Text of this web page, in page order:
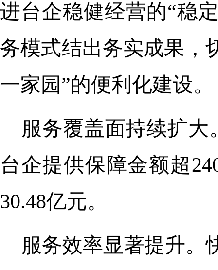
进台企稳健经营的“稳
务模式结出务实成果，
一家园”的便利化建设。
服务覆盖面持续扩大
台企提供保障金额超
30.48亿元。
服务效率显著提升。